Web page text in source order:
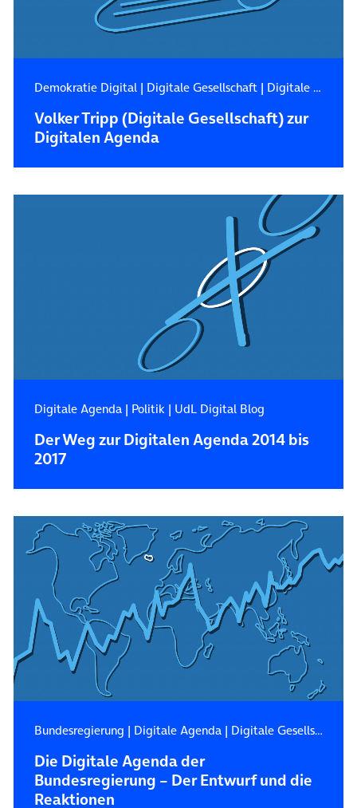
Demokratie Digital| Digitale Gesellschaft| Digitale Zukunft
Volker Tripp (Digitale Gesellschaft) zur
Digitalen Agenda
Digitale Agenda| Politik| UdL Digital Blog
Der Weg zur Digitalen Agenda 2014 bis
2017
Bundesregierung | Digitale Agenda| Digitale Gesellschaft
Die Digitale Agenda der
Bundesregierung – Der Entwurf und die
Reaktionen